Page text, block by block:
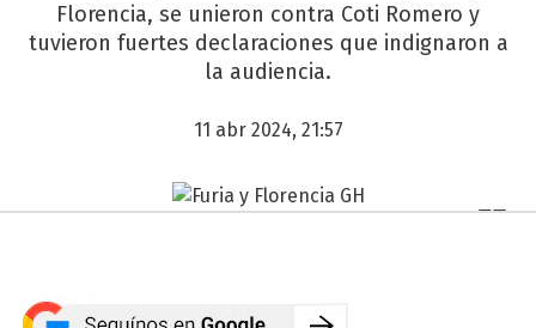
Florencia, se unieron contra Coti Romero y
tuvieron fuertes declaraciones que indignaron a
la audiencia.
11 abr 2024, 21:57